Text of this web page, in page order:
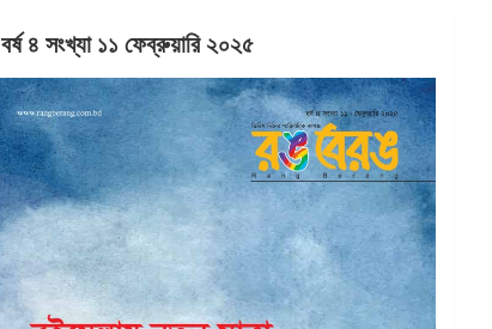
বর্ষ ৪ সংখ্যা ১১ ফেব্রুয়ারি ২০২৫